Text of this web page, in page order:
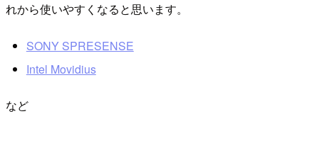
れから使いやすくなると思います。
SONY SPRESENSE
Intel Movidius
など